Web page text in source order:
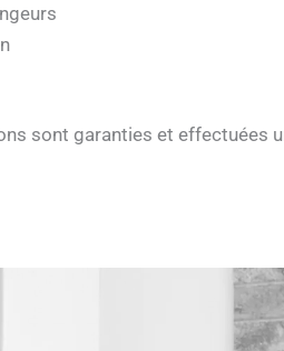
sont garanties et effectuées